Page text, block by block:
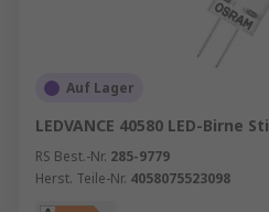
Auf Lager
LEDVANCE 40580 LED-Birne
RS Best.-Nr. 285-9779
Herst. Teile-Nr. 4058075523098